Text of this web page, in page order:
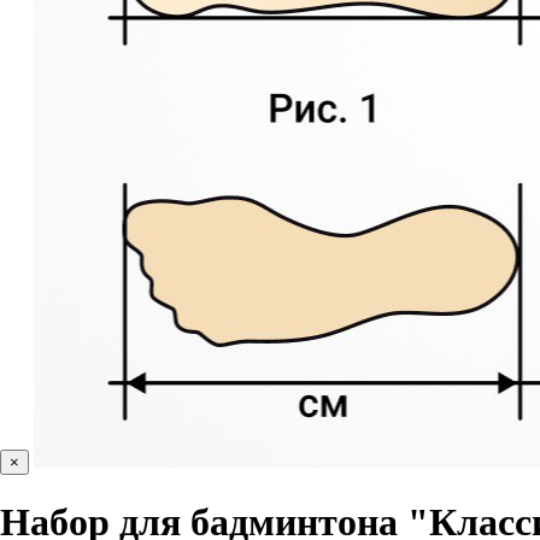
×
Набор для бадминтона